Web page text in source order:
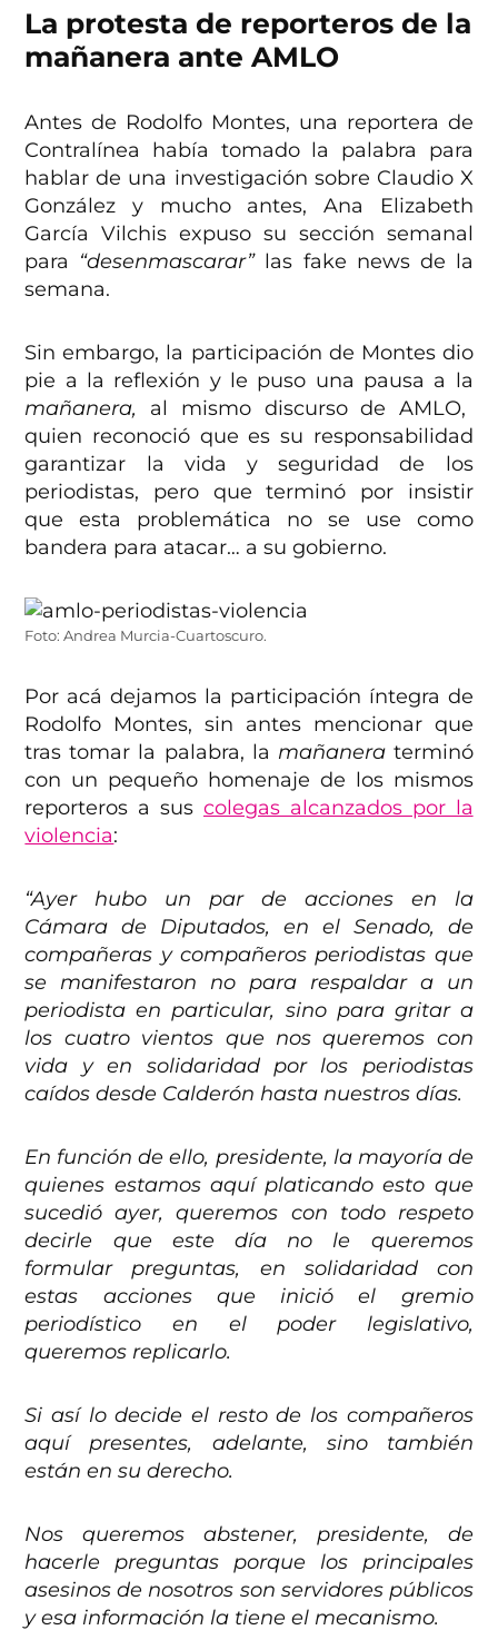
La protesta de reporteros de la
mañanera ante AMLO
Antes de Rodolfo Montes, una reportera de
Contralínea había tomado la palabra para
hablar de una investigación sobre Claudio X
González y mucho antes, Ana Elizabeth
García Vilchis expuso su sección semanal
para “desenmascarar”las fake news de la
semana.
Sin embargo, la participación de Montes dio
pie a la reflexión y le puso una pausa a la
mañanera,
al mismo discurso de AMLO,
quien reconoció que es su responsabilidad
garantizar la vida y seguridad de los
periodistas, pero que terminó por insistir
que esta problemática no se use como
bandera para atacar… a su gobierno.
Foto: Andrea Murcia-Cuartoscuro.
Por acá dejamos la participación íntegra de
Rodolfo Montes, sin antes mencionar que
tras tomar la palabra, la mañaneraterminó
con un pequeño homenaje de los mismos
reporteros a sus colegas alcanzados por la
violencia:
“Ayer hubo un par de acciones en la
Cámara de Diputados, en el Senado, de
compañeras y compañeros periodistas que
se manifestaron no para respaldar a un
periodista en particular, sino para gritar a
los cuatro vientos que nos queremos con
vida y en solidaridad por los periodistas
caídos desde Calderón hasta nuestros días.
En función de ello, presidente, la mayoría de
quienes estamos aquí platicando esto que
sucedió ayer, queremos con todo respeto
decirle que este día no le queremos
formular preguntas, en solidaridad con
estas acciones que inició el gremio
periodístico en el poder legislativo,
queremos replicarlo.
Si así lo decide el resto de los compañeros
aquí presentes, adelante, sino también
están en su derecho.
Nos queremos abstener, presidente, de
hacerle preguntas porque los principales
asesinos de nosotros son servidores públicos
y esa información la tiene el mecanismo.